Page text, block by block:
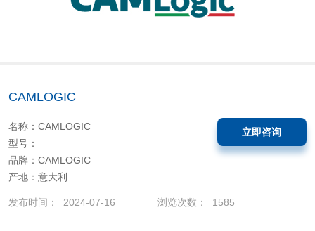
CAMLOGIC
名称：CAMLOGIC
型号：
品牌：CAMLOGIC
产地：意大利
立即咨询
发布时间： 2024-07-16 浏览次数： 1585